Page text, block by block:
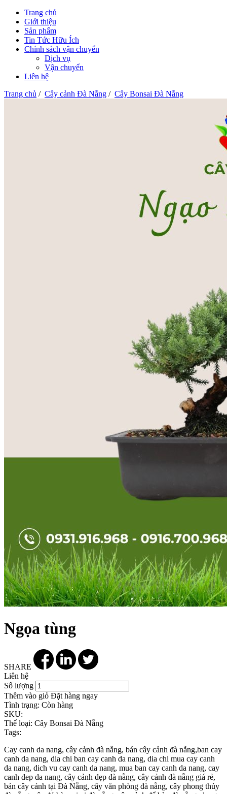
Trang chủ
Giới thiệu
Sản phẩm
Tin Tức Hữu Ích
Chính sách vận chuyển
Dịch vụ
Vận chuyển
Liên hệ
Trang chủ / Cây cảnh Đà Nẵng / Cây Bonsai Đà Nẵng
Ngọa tùng
SHARE
Liên hệ
Số lượng
Thêm vào giỏ Đặt hàng ngay
Tình trạng: Còn hàng
SKU:
Thể loại: Cây Bonsai Đà Nẵng
Tags:
Cay canh da nang, cây cảnh đà nẵng, bán cây cảnh đà nẵng,ban cay
canh da nang, dia chi ban cay canh da nang, dia chi mua cay canh
da nang, dich vu cay canh da nang, mua ban cay canh da nang, cay
canh dep da nang, cây cảnh đẹp đà nẵng, cây cảnh đà nẵng giá rẻ,
bán cây cảnh tại Đà Nẵng, cây văn phòng đà nẵng, cây phong thủy